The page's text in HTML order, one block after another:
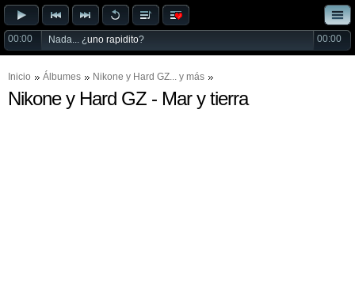
00:00 Nada... ¿uno rapidito? 00:00
Inicio Álbumes Nikone y Hard GZ... y más
Nikone y Hard GZ - Mar y tierra